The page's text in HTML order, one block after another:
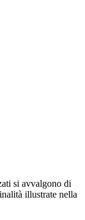
si avvalgono di
illustrate nella